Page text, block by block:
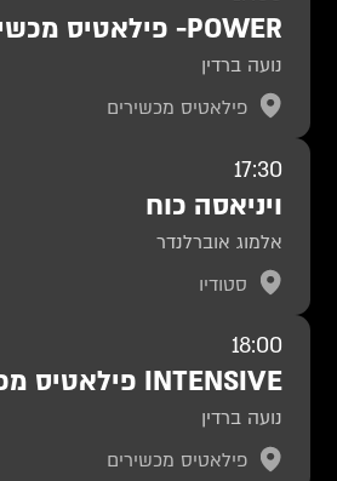
POWER- פילאטיס מכשירים
נועה ברדין
פילאטיס מכשירים
17:30
ויניאסה כוח
אלמוג אוברלנדר
סטודיו
18:00
INTENSIVE פילאטיס מכשירים
נועה ברדין
פילאטיס מכשירים